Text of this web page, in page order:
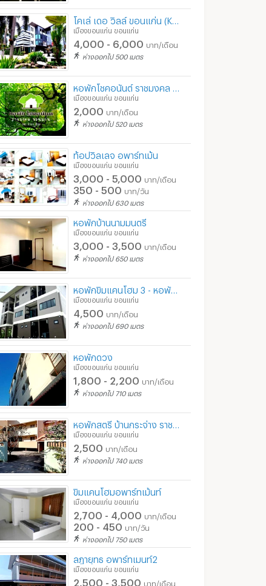
เมืองขอนแก่น ขอนแก่น
4,000 - 6,000 บาท/เดือน
ห่างออกไป 500 เมตร
เมืองขอนแก่น ขอนแก่น
2,000 บาท/เดือน
ห่างออกไป 520 เมตร
ท้อปวิลเลจ อพาร์ทเม้น
เมืองขอนแก่น ขอนแก่น
3,000 - 5,000 บาท/เดือน
350 - 500 บาท/วัน
ห่างออกไป 630 เมตร
หอพักบ้านนามมนตรี
เมืองขอนแก่น ขอนแก่น
3,000 - 3,500 บาท/เดือน
ห่างออกไป 650 เมตร
หอพักขิมแคนโฮม 3 - หอพัก ใกล้ ม.เทคโนโลยีราชมงคลอีสาน
เมืองขอนแก่น ขอนแก่น
4,500 บาท/เดือน
ห่างออกไป 690 เมตร
หอพักดวง
เมืองขอนแก่น ขอนแก่น
1,800 - 2,200 บาท/เดือน
ห่างออกไป 710 เมตร
เมืองขอนแก่น ขอนแก่น
2,500 บาท/เดือน
ห่างออกไป 740 เมตร
ขิมแคนโฮมอพาร์ทเม้นท์
เมืองขอนแก่น ขอนแก่น
2,700 - 4,000 บาท/เดือน
200 - 450 บาท/วัน
ห่างออกไป 750 เมตร
ลฏายุทธ อพาร์ทเมนท์2
เมืองขอนแก่น ขอนแก่น
2,500 - 3,500 บาท/เดือน